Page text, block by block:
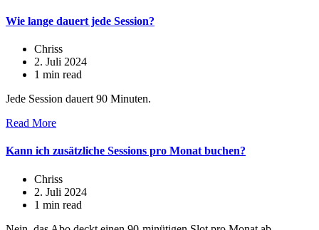
Wie lange dauert jede Session?
Chriss
2. Juli 2024
1 min read
Jede Session dauert 90 Minuten.
Read More
Kann ich zusätzliche Sessions pro Monat buchen?
Chriss
2. Juli 2024
1 min read